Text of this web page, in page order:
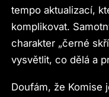
tempo aktualizací,
komplikovat.
charakter „černé
vysvětlit, co dělá a
Doufám, že Komise